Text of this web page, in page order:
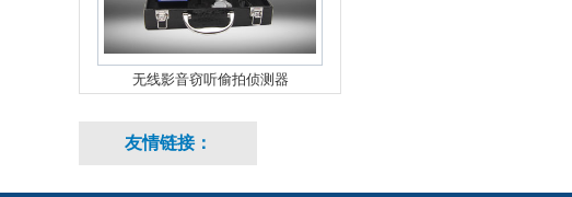
无线影音窃听偷拍侦测器
友情链接：